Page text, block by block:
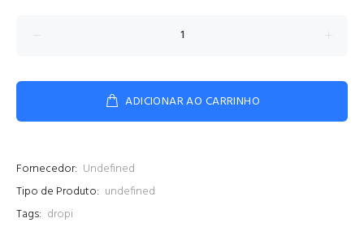
ADICIONAR AO CARRINHO
Fornecedor: Undefined
Tipo de Produto: undefined
Tags: dropi